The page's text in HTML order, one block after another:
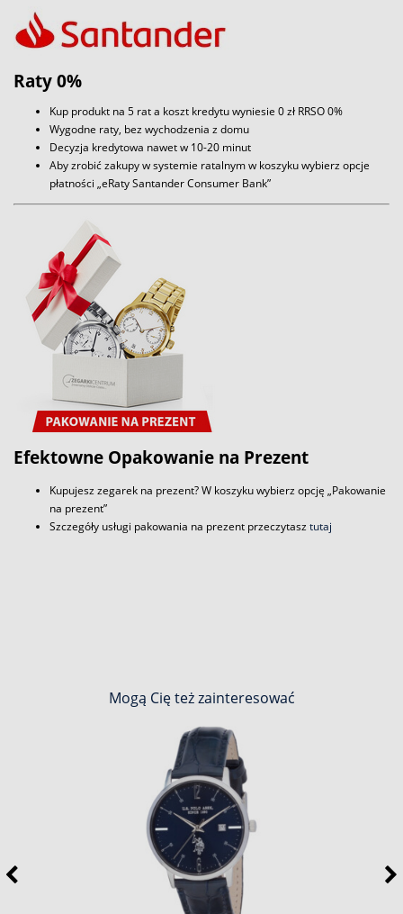
Raty 0%
Kup produkt na 5 rat a koszt kredytu wyniesie 0 zł RRSO 0%
Wygodne raty, bez wychodzenia z domu
Decyzja kredytowa nawet w 10-20 minut
Aby zrobić zakupy w systemie ratalnym w koszyku wybierz opcje
płatności „eRaty Santander Consumer Bank”
Efektowne Opakowanie na Prezent
Kupujesz zegarek na prezent? W koszyku wybierz opcję „Pakowanie
na prezent”
Szczegóły usługi pakowania na prezent przeczytasztutaj
Mogą Cię też zainteresować